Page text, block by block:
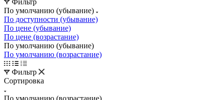
По умолчанию (убывание)
По доступности (убывание)
По цене (убывание)
По цене (возрастание)
По умолчанию (убывание)
По умолчанию (возрастание)
Фильтр
Сортировка
По умолчанию (возрастание)